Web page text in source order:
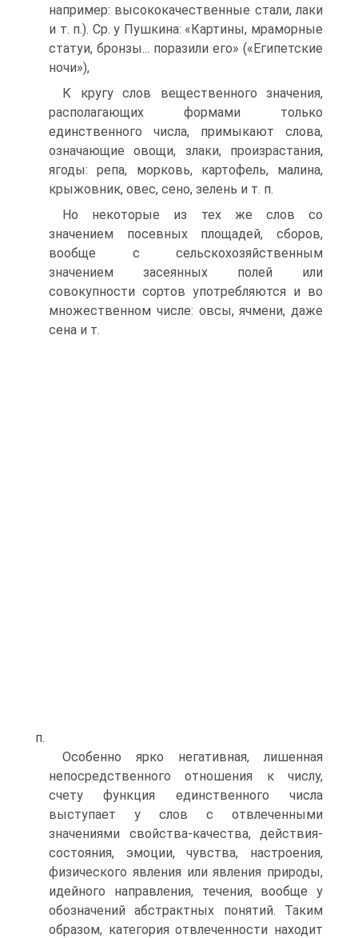
например: высококачественные стали, лаки
и т. п.). Ср. у Пушкина: «Картины, мраморные
статуи, бронзы... поразили его» («Египетские
ночи»),
К кругу слов вещественного значения,
располагающих формами только
единственного числа, примыкают слова,
означающие овощи, злаки, произрастания,
ягоды: репа, морковь, картофель, малина,
крыжовник, овес, сено, зелень и т. п.
Но некоторые из тех же слов со
значением посевных площадей, сборов,
вообще с сельскохозяйственным
значением засеянных полей или
совокупности сортов употребляются и во
множественном числе: овсы, ячмени, даже
сена и т.
п.
Особенно ярко негативная, лишенная
непосредственного отношения к числу,
счету функция единственного числа
выступает у слов с отвлеченными
значениями свойства-качества, действия-
состояния, эмоции, чувства, настроения,
физического явления или явления природы,
идейного направления, течения, вообще у
обозначений абстрактных понятий. Таким
образом, категория отвлеченности находит